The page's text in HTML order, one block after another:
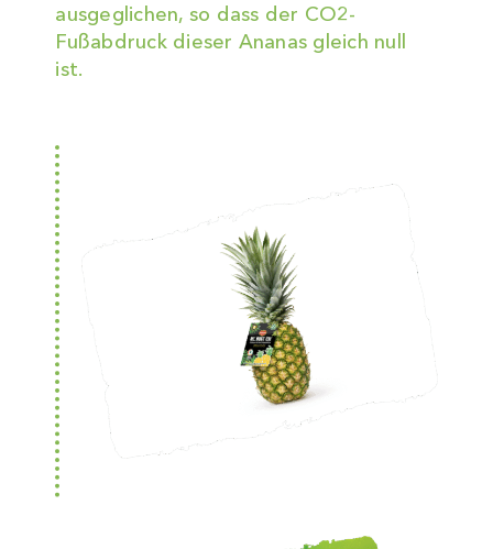
ausgeglichen, so dass der CO2-
Fußabdruck dieser Ananas gleich null
ist.